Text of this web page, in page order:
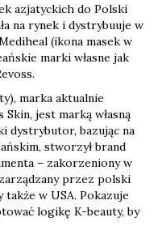
azjatyckich do Polski
na rynek i dystrybuuje w
(ikona masek w
marki własne jak
marka aktualnie
Skin, jest marką własną
dystrybutor, bazując na
stworzył brand
– zakorzeniony w
przez polski
w USA. Pokazuje
logikę K-beauty, by